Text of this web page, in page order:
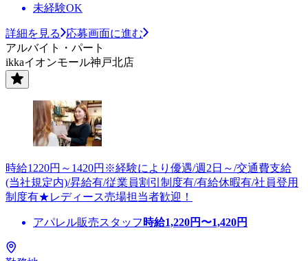
未経験OK
詳細を見る
応募画面に進む
アルバイト・パート
ikkaイオンモール神戸北店
時給1220円～1420円※経験により優遇/週2日～/交通費支給
(当社規定内)/昇給有/従業員割引制度有/有給休暇有/社員登用
制度有★レディース売場担当者歓迎！
アパレル販売スタッフ 時給1,220円〜1,420円